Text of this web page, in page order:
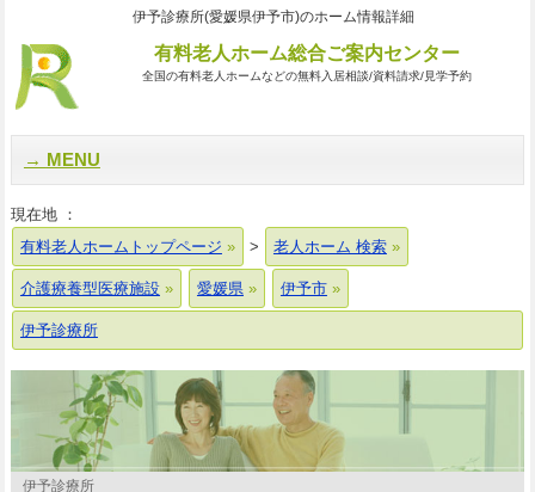
伊予診療所(愛媛県伊予市)のホーム情報詳細
有料老人ホーム総合ご案内センター
全国の有料老人ホームなどの無料入居相談/資料請求/見学予約
MENU
現在地 ：
有料老人ホームトップページ
> 老人ホーム 検索
介護療養型医療施設 愛媛県 伊予市
伊予診療所
伊予診療所